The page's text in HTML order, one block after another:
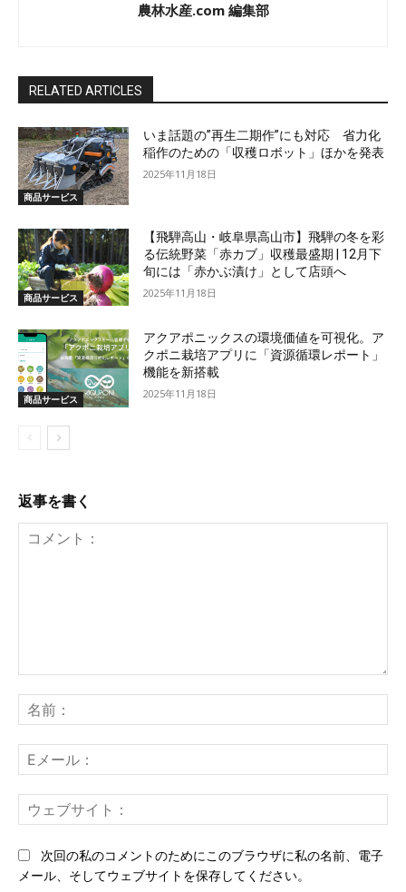
農林水産.com 編集部
RELATED ARTICLES
商品サービス
いま話題の”再生二期作”にも対応 省力化
稲作のための「収穫ロボット」ほかを発表
2025年11月18日
商品サービス
【飛騨高山・岐阜県高山市】飛騨の冬を彩
る伝統野菜「赤カブ」収穫最盛期 | 12月下
旬には「赤かぶ漬け」として店頭へ
2025年11月18日
商品サービス
アクアポニックスの環境価値を可視化。ア
クポニ栽培アプリに「資源循環レポート」
機能を新搭載
2025年11月18日
返事を書く
ン
ト：
前
メ
ー
ェ
次回の私のコメントのためにこのブラウザに私の名前、電子
メール、そしてウェブサイトを保存してください。